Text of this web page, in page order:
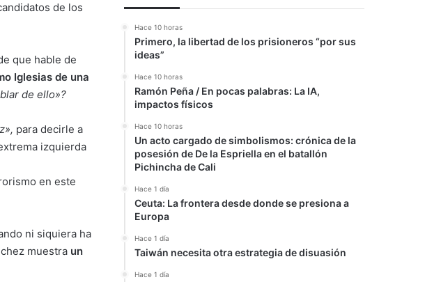
de los
que hable de
Iglesias de una
de ello»?
para decirle a
izquierda
en este
ni siquiera ha
muestra un
Hace 10 horas
Primero, la libertad de los prisioneros “por sus
ideas”
Hace 10 horas
Ramón Peña / En pocas palabras: La IA,
impactos físicos
Hace 10 horas
Un acto cargado de simbolismos: crónica de la
posesión de De la Espriella en el batallón
Pichincha de Cali
Hace 1 día
Ceuta: La frontera desde donde se presiona a
Europa
Hace 1 día
Taiwán necesita otra estrategia de disuasión
Hace 1 día